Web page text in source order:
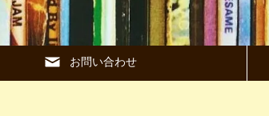
お問い合わせ